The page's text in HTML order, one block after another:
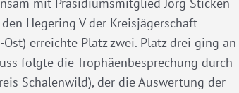
Hegering V der Kreisjägerschaft
erreichte Platz zwei. Platz drei ging an
folgte die Trophäenbesprechung durch
Schalenwild), der die Auswertung der